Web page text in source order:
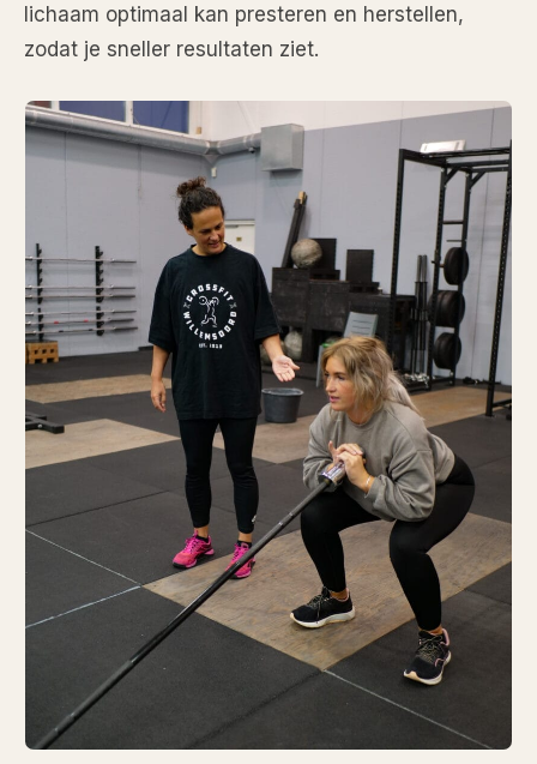
lichaam optimaal kan presteren en herstellen,
zodat je sneller resultaten ziet.